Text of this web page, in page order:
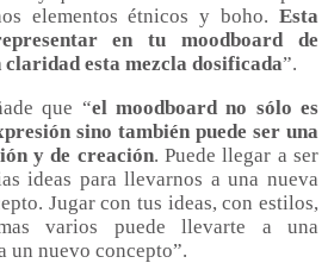
elementos étnicos y boho. Esta
en tu moodboard de
esta mezcla dosificada”.
que “el moodboard no sólo es
sino también puede ser una
y de creación. Puede llegar a ser
ideas para llevarnos a una nueva
Jugar con tus ideas, con estilos,
varios puede llevarte a una
un nuevo concepto”.